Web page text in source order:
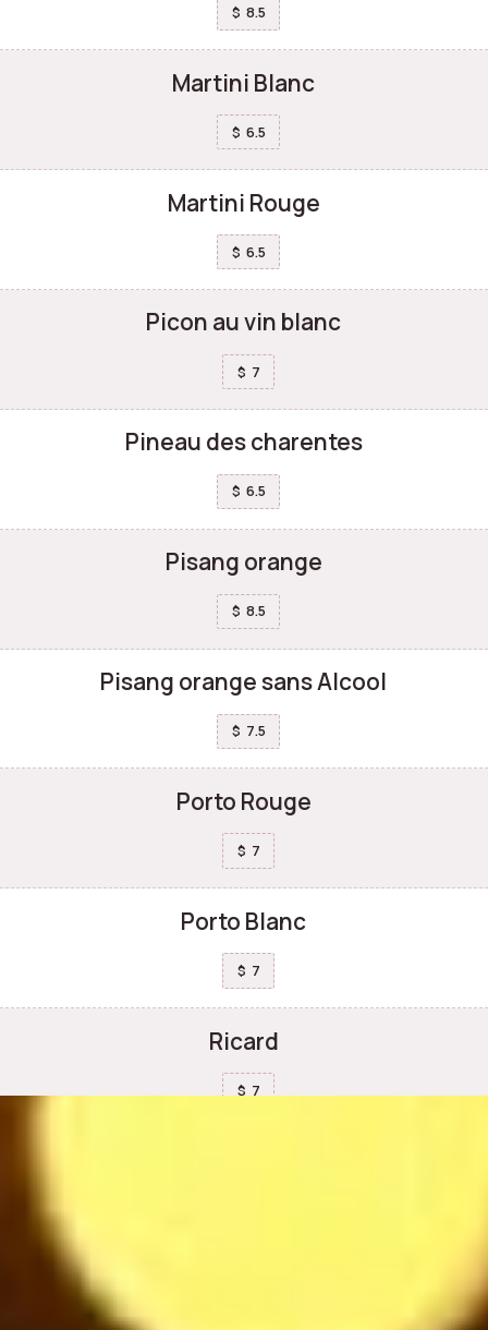
$ 8.5
Martini Blanc
$ 6.5
Martini Rouge
$ 6.5
Picon au vin blanc
$ 7
Pineau des charentes
$ 6.5
Pisang orange
$ 8.5
Pisang orange sans Alcool
$ 7.5
Porto Rouge
$ 7
Porto Blanc
$ 7
Ricard
$ 7